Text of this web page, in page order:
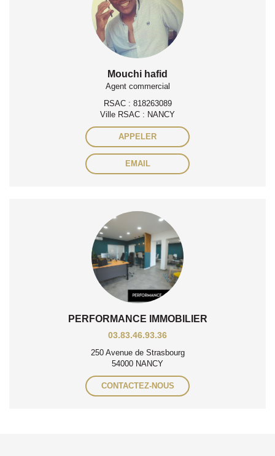
Mouchi hafid
Agent commercial
RSAC : 818263089
Ville RSAC : NANCY
APPELER
EMAIL
PERFORMANCE IMMOBILIER
03.83.46.93.36
250 Avenue de Strasbourg
54000 NANCY
CONTACTEZ-NOUS